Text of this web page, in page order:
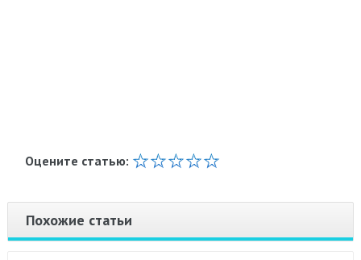
Оцените статью:
Похожие статьи